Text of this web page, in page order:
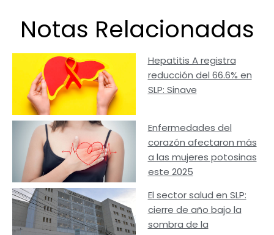
Notas Relacionadas
Hepatitis A registra
reducción del 66.6% en
SLP: Sinave
Enfermedades del
corazón afectaron más
a las mujeres potosinas
este 2025
El sector salud en SLP:
cierre de año bajo la
sombra de la